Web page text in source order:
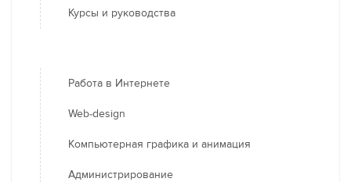
Курсы и руководства
Работа в Интернете
Web-design
Компьютерная графика и анимация
Администрирование